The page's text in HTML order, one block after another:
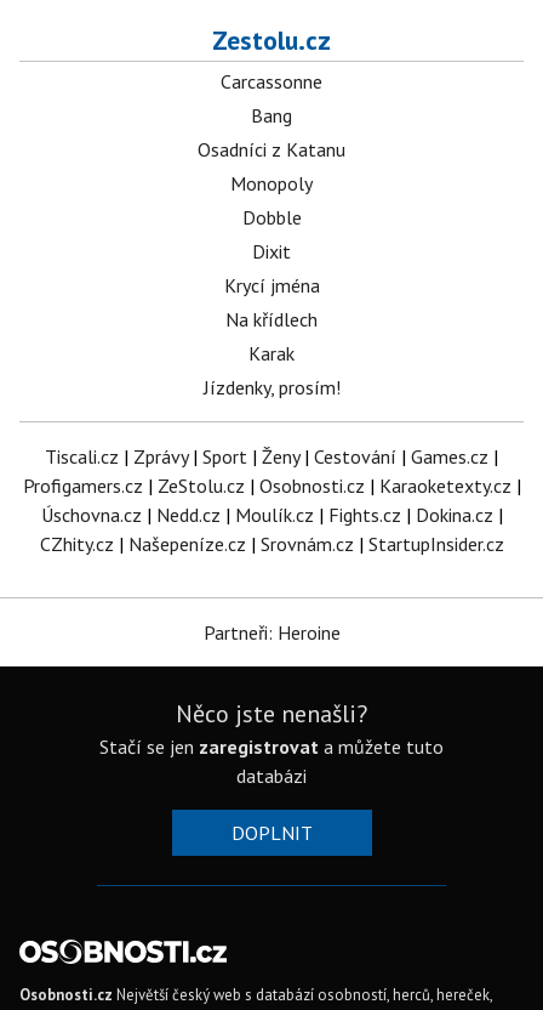
Zestolu.cz
Carcassonne
Bang
Osadníci z Katanu
Monopoly
Dobble
Dixit
Krycí jména
Na křídlech
Karak
Jízdenky, prosím!
Tiscali.cz | Zprávy| Sport | Ženy| Cestování | Games.cz |
Profigamers.cz | ZeStolu.cz | Osobnosti.cz | Karaoketexty.cz |
Úschovna.cz | Nedd.cz | Moulík.cz | Fights.cz | Dokina.cz |
CZhity.cz | Našepeníze.cz | Srovnám.cz | StartupInsider.cz
Partneři: Heroine
Něco jste nenašli?
Stačí se jen zaregistrovat a můžete tuto
databázi
DOPLNIT
Osobnosti.cz Největší český web s databází osobností, herců, hereček,